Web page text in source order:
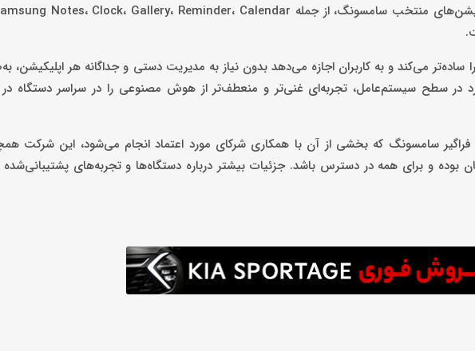
ساده‌تر می‌کند و به کاربران اجازه می‌دهد بدون نیاز به مدیریت دستی و جداگانه هر اپلیکیشن،
در سطح سیستم‌عامل، تجربه‌ای غنی‌تر و منعطف‌تر از هوش مصنوعی را در سراسر دستگاه در
سامسونگ که بخشی از آن با همکاری شرکای مورد اعتماد انجام می‌شود، این شرکت
بوده و برای همه در دسترس باشد. جزئیات بیشتر درباره دستگاه‌ها و تجربه‌های پشتیبانی‌شده